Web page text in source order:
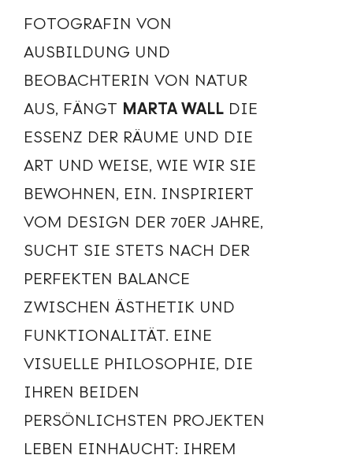
FOTOGRAFIN VON
AUSBILDUNG UND
BEOBACHTERIN VON NATUR
AUS, FÄNGT MARTA WALL DIE
ESSENZ DER RÄUME UND DIE
ART UND WEISE, WIE WIR SIE
BEWOHNEN, EIN. INSPIRIERT
VOM DESIGN DER 70ER JAHRE,
SUCHT SIE STETS NACH DER
PERFEKTEN BALANCE
ZWISCHEN ÄSTHETIK UND
FUNKTIONALITÄT. EINE
VISUELLE PHILOSOPHIE, DIE
IHREN BEIDEN
PERSÖNLICHSTEN PROJEKTEN
LEBEN EINHAUCHT: IHREM